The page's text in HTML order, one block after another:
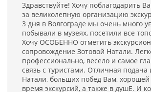
Здравствуйте! Хочу поблагодарить
за великолепную организацию
3 дня в Волгограде мы очень много
побывали в музеях, посетили все
Хочу ОСОБЕННО отметить
сопровождение Зотовой Натали.
профессионально, весело и самое
связь с туристами. Отличная
Натали, больших побед Вам,
время экскурсий, а также в душЕ. И